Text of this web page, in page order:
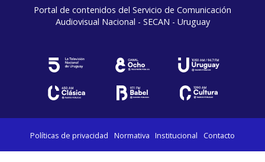
Portal de contenidos del Servicio de Comunicación
Audiovisual Nacional - SECAN - Uruguay
Políticas de privacidad Normativa Institucional Contacto